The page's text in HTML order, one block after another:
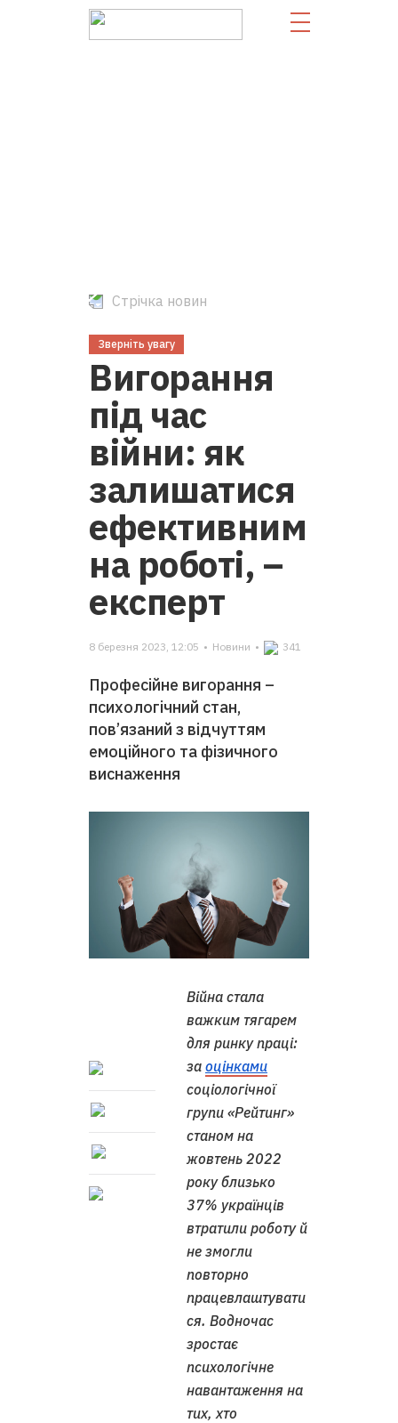
Стрічка новин
Зверніть увагу
Вигорання
під час
війни: як
залишатися
ефективним
на роботі, –
експерт
8 березня 2023, 12:05 • Новини • 341
Професійне вигорання –
психологічний стан,
пов’язаний з відчуттям
емоційного та фізичного
виснаження
Війна стала
важким тягарем
для ринку праці:
за оцінками
соціологічної
групи «Рейтинг»
станом на
жовтень 2022
року близько
37% українців
втратили роботу й
не змогли
повторно
працевлаштувати
ся. Водночас
зростає
психологічне
навантаження на
тих, хто